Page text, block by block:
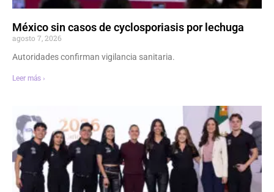
México sin casos de cyclosporiasis por lechuga
agosto 7, 2026
Autoridades confirman vigilancia sanitaria.
Leer más ›